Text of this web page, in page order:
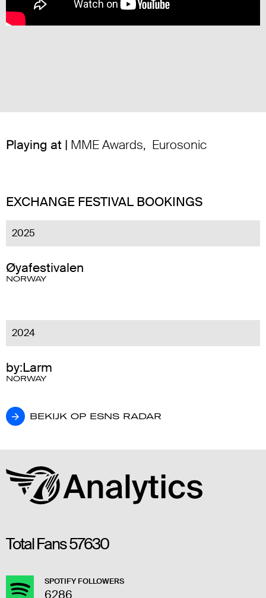
Playing at | MME Awards, Eurosonic
EXCHANGE FESTIVAL BOOKINGS
2025
Øyafestivalen
NORWAY
2024
by:Larm
NORWAY
BEKIJK OP ESNS RADAR
BEKIJK OP ESNS RADAR
Total Fans57630
SPOTIFY FOLLOWERS
6286